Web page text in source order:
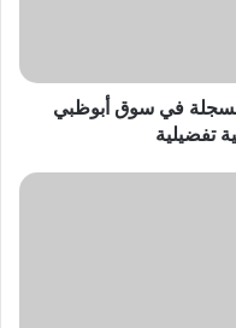
في سوق أبوظبي
تفضيلية